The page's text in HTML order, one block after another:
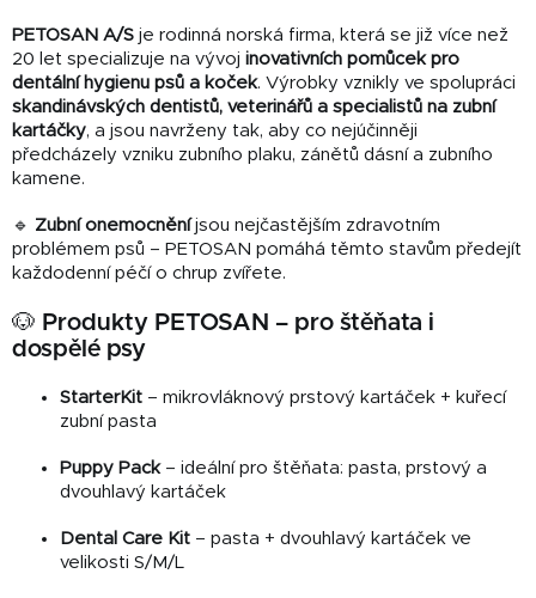
PETOSAN A/S je rodinná norská firma, která se již více než
20 let specializuje na vývoj inovativních pomůcek pro
dentální hygienu psů a koček. Výrobky vznikly ve spolupráci
skandinávských dentistů, veterinářů a specialistů na zubní
kartáčky, a jsou navrženy tak, aby co nejúčinněji
předcházely vzniku zubního plaku, zánětů dásní a zubního
kamene.
🔹 Zubní onemocněníjsou nejčastějším zdravotním
problémem psů – PETOSAN pomáhá těmto stavům předejít
každodenní péčí o chrup zvířete.
🐶 Produkty PETOSAN – pro štěňata i
dospělé psy
StarterKit – mikrovláknový prstový kartáček + kuřecí
zubní pasta
Puppy Pack– ideální pro štěňata: pasta, prstový a
dvouhlavý kartáček
Dental Care Kit – pasta + dvouhlavý kartáček ve
velikosti S/M/L